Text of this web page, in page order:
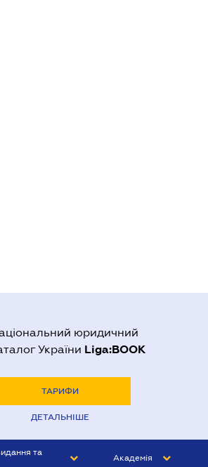
юридичний
України Liga:BOOK
ТАРИФИ
ДЕТАЛЬНІШЕ
та
Академія